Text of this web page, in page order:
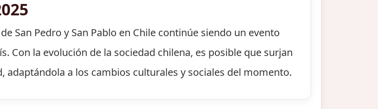
San Pedro y San Pablo en Chile continúe siendo un evento
Con la evolución de la sociedad chilena, es posible que surjan
a los cambios culturales y sociales del momento.